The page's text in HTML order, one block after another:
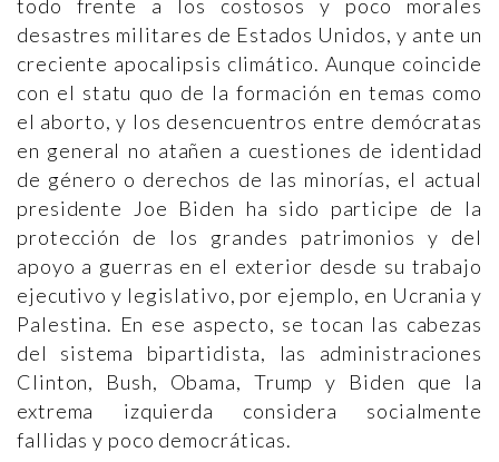
todo frente a los costosos y poco morales
desastres militares de Estados Unidos, y ante un
creciente apocalipsis climático. Aunque coincide
con el statu quo de la formación en temas como
el aborto, y los desencuentros entre demócratas
en general no atañen a cuestiones de identidad
de género o derechos de las minorías, el actual
presidente Joe Biden ha sido participe de la
protección de los grandes patrimonios y del
apoyo a guerras en el exterior desde su trabajo
ejecutivo y legislativo, por ejemplo, en Ucrania y
Palestina. En ese aspecto, se tocan las cabezas
del sistema bipartidista, las administraciones
Clinton, Bush, Obama, Trump y Biden que la
extrema izquierda considera socialmente
fallidas y poco democráticas.